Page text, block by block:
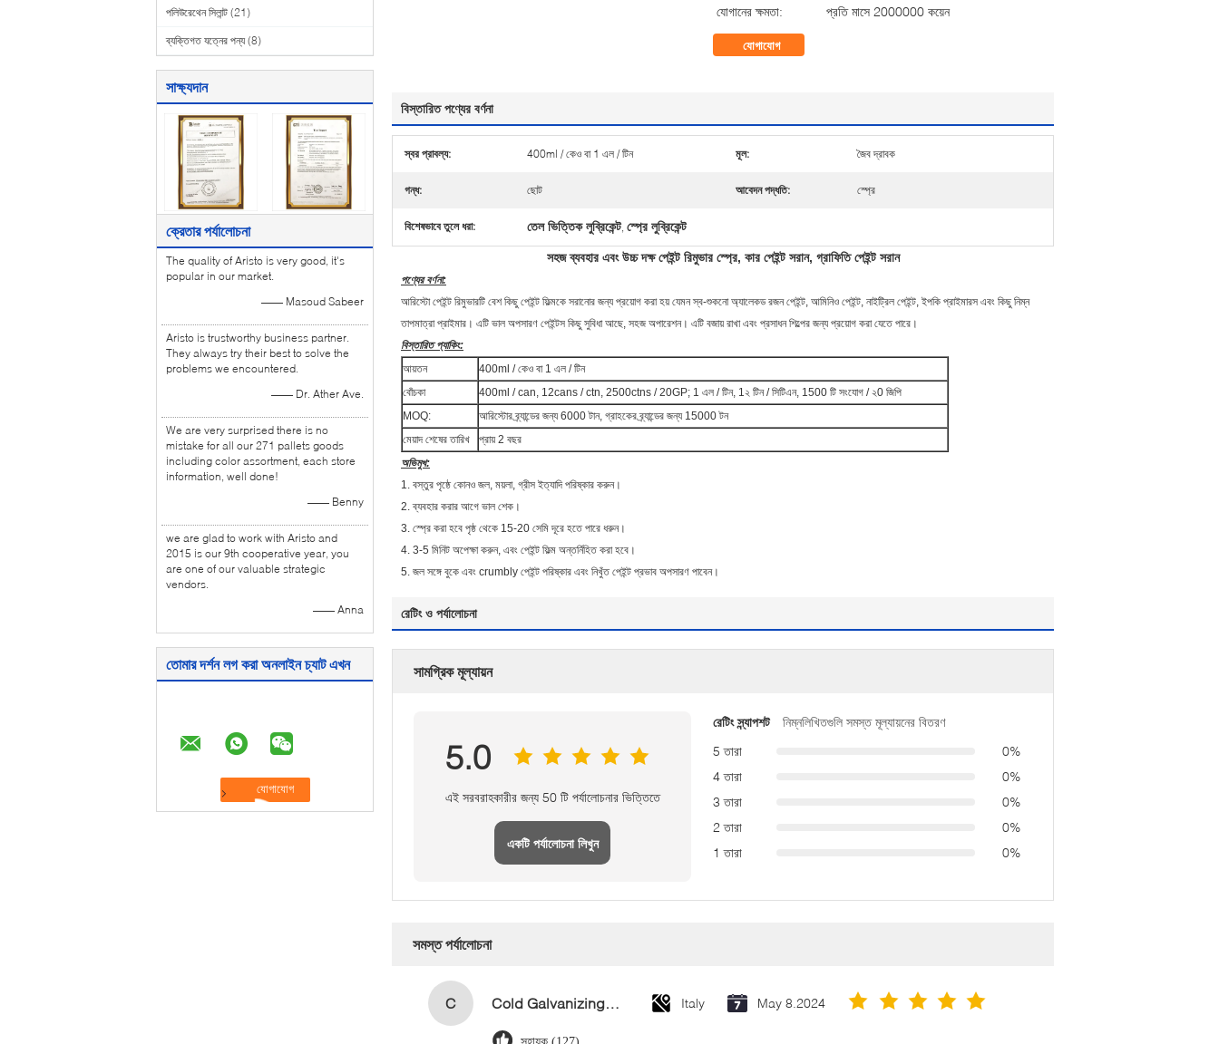
পলিউরেথেন সিলান্ট (21)
ব্যক্তিগত যত্নের পন্য (8)
সাক্ষ্যদান
ক্রেতার পর্যালোচনা
The quality of Aristo is very good, it's
popular in our market.
—— Masoud Sabeer
Aristo is trustworthy business partner.
They always try their best to solve the
problems we encountered.
—— Dr. Ather Ave.
We are very surprised there is no
mistake for all our 271 pallets goods
including color assortment, each store
information, well done!
—— Benny
we are glad to work with Aristo and
2015 is our 9th cooperative year, you
are one of our valuable strategic
vendors.
—— Anna
তোমার দর্শন লগ করা অনলাইন চ্যাট এখন
যোগানের ক্ষমতা:
প্রতি মাসে 2000000 কয়েন
যোগাযোগ
বিস্তারিত পণ্যের বর্ণনা
স্বর প্রাবল্য: 400ml / কেও বা 1 এল / টিন মূল: জৈব দ্রাবক
গন্ধ: ছোট আবেদন পদ্ধতি: স্প্রে
বিশেষভাবে তুলে ধরা: তেল ভিত্তিক লুব্রিকেন্ট, স্প্রে লুব্রিকেন্ট
সহজ ব্যবহার এবং উচ্চ দক্ষ পেইন্ট রিমুভার স্প্রে, কার পেইন্ট সরান, গ্রাফিতি পেইন্ট সরান
পণ্যের বর্ণনা:
আরিস্টো পেইন্ট রিমুভারটি বেশ কিছু পেইন্ট ফিল্মকে সরানোর জন্য প্রয়োগ করা হয় যেমন স্ব-শুকনো অ্যালেকড রজন পেইন্ট, আমিনিও পেইন্ট, নাইট্রিল পেইন্ট, ইপকি প্রাইমারস এবং কিছু নিম্ন
তাপমাত্রা প্রাইমার। এটি ভাল অপসারণ পেইন্টস কিছু সুবিধা আছে, সহজ অপারেশন। এটি বজায় রাখা এবং প্রসাধন শিল্পের জন্য প্রয়োগ করা যেতে পারে।
বিস্তারিত প্যাকিং:
আয়তন
400ml / কেও বা 1 এল / টিন
বোঁচকা
400ml / can, 12cans / ctn, 2500ctns / 20GP; 1 এল / টিন, 1২ টিন / সিটিএন, 1500 টি সংযোগ / ২0 জিপি
MOQ:
আরিস্টোর ব্র্যান্ডের জন্য 6000 টান, গ্রাহকের ব্র্যান্ডের জন্য 15000 টন
মেয়াদ শেষের তারিখ
প্রায় 2 বছর
অভিমুখ:
1. বস্তুর পৃষ্ঠে কোনও জল, ময়লা, গ্রীস ইত্যাদি পরিষ্কার করুন।
2. ব্যবহার করার আগে ভাল শেক।
3. স্প্রে করা হবে পৃষ্ঠ থেকে 15-20 সেমি দূরে হতে পারে ধরুন।
4. 3-5 মিনিট অপেক্ষা করুন, এবং পেইন্ট ফিল্ম অন্তর্নিহিত করা হবে।
5. জল সঙ্গে বুকে এবং crumbly পেইন্ট পরিষ্কার এবং নিখুঁত পেইন্ট প্রভাব অপসারণ পাবেন।
রেটিং ও পর্যালোচনা
সামগ্রিক মূল্যায়ন
5.0
এই সরবরাহকারীর জন্য 50 টি পর্যালোচনার ভিত্তিতে
একটি পর্যালোচনা লিখুন
রেটিং স্ন্যাপশট
নিম্নলিখিতগুলি সমস্ত মূল্যায়নের বিতরণ
5 তারা
0%
4 তারা
0%
3 তারা
0%
2 তারা
0%
1 তারা
0%
সমস্ত পর্যালোচনা
C Cold Galvanizing Zinc Spray Paint 400ml Italy May 8.2024
সহায়ক (127)